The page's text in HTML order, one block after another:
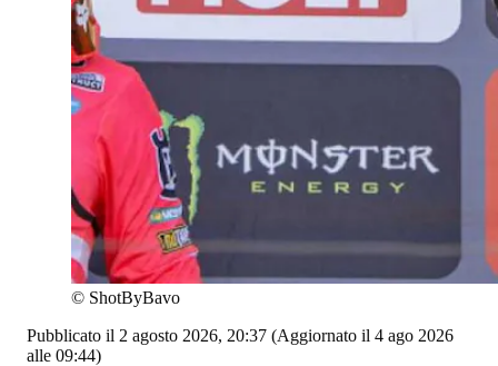
© ShotByBavo
Pubblicato il 2 agosto 2026, 20:37 (Aggiornato il 4 ago 2026
alle 09:44)